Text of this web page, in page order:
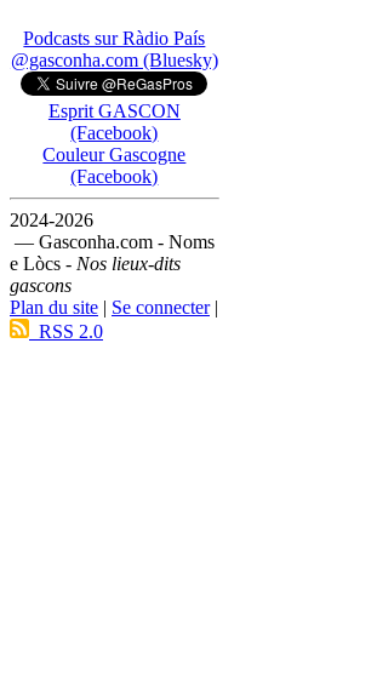
Podcasts sur Ràdio País
@gasconha.com (Bluesky)
Esprit GASCON
(Facebook)
Couleur Gascogne
(Facebook)
2024-2026
— Gasconha.com - Noms
e Lòcs - Nos lieux-dits
gascons
Plan du site | Se connecter|
RSS 2.0